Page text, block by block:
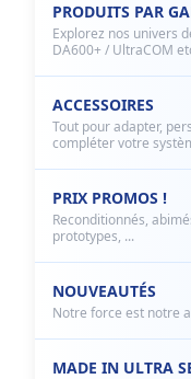
PRODUITS PAR
Explorez nos univers
DA600+ / UltraCOM
ACCESSOIRES
Tout pour adapter,
compléter votre
PRIX PROMOS !
Reconditionnés,
prototypes, ...
NOUVEAUTÉS
Notre force est notre
MADE IN ULTRA